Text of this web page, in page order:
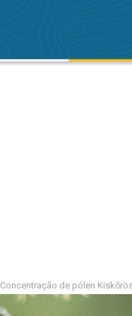
Concentração de pólen